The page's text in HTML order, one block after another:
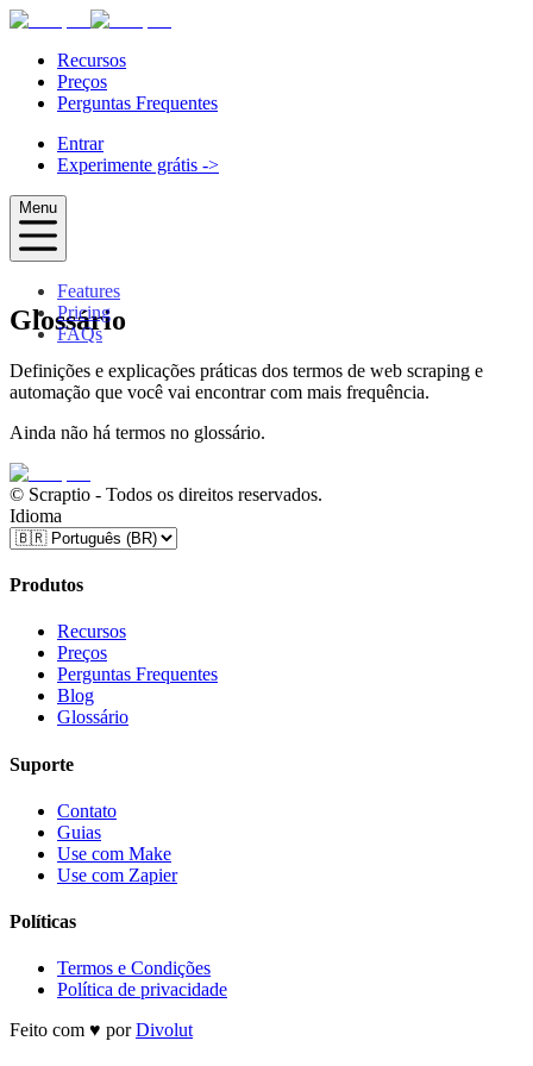
Recursos
Preços
Perguntas Frequentes
Entrar
Experimente grátis ->
Menu
Features
Pricing
FAQs
Glossário
Definições e explicações práticas dos termos de web scraping e
automação que você vai encontrar com mais frequência.
Ainda não há termos no glossário.
© Scraptio - Todos os direitos reservados.
Idioma
Produtos
Recursos
Preços
Perguntas Frequentes
Blog
Glossário
Suporte
Contato
Guias
Use com Make
Use com Zapier
Políticas
Termos e Condições
Política de privacidade
Feito com ♥ por Divolut